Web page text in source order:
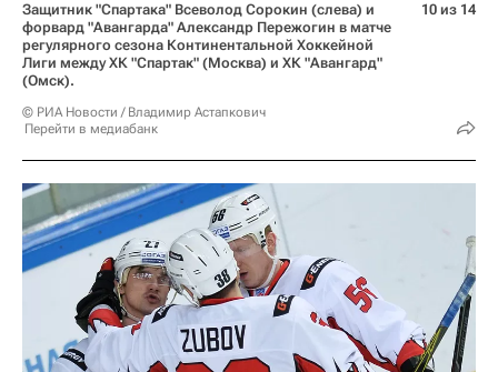
Защитник "Спартака" Всеволод Сорокин (слева) и
форвард "Авангарда" Александр Пережогин в матче
регулярного сезона Континентальной Хоккейной
Лиги между ХК "Спартак" (Москва) и ХК "Авангард"
(Омск).
© РИА Новости / Владимир Астапкович
Перейти в медиабанк
10 из 14